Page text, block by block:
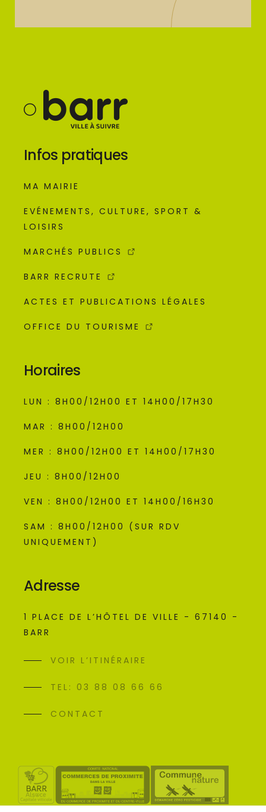
Infos pratiques
MA MAIRIE
EVÉNEMENTS, CULTURE, SPORT &
LOISIRS
MARCHÉS PUBLICS
BARR RECRUTE
ACTES ET PUBLICATIONS LÉGALES
OFFICE DU TOURISME
Horaires
LUN : 8H00/12H00 ET 14H00/17H30
MAR : 8H00/12H00
MER : 8H00/12H00 ET 14H00/17H30
JEU : 8H00/12H00
VEN : 8H00/12H00 ET 14H00/16H30
SAM : 8H00/12H00 (SUR RDV
UNIQUEMENT)
Adresse
1 PLACE DE L’HÔTEL DE VILLE - 67140 -
BARR
VOIR L’ITINÉRAIRE
TEL: 03 88 08 66 66
CONTACT